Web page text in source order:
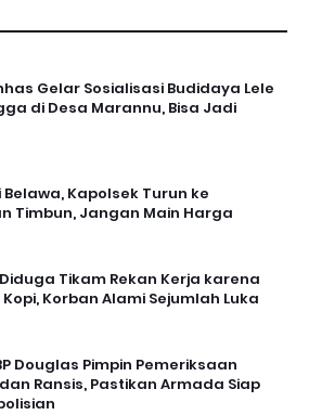
Gelar Sosialisasi Budidaya Lele
di Desa Marannu, Bisa Jadi
Belawa, Kapolsek Turun ke
Timbun, Jangan Main Harga
Tikam Rekan Kerja karena
Korban Alami Sejumlah Luka
Douglas Pimpin Pemeriksaan
Ransis, Pastikan Armada Siap